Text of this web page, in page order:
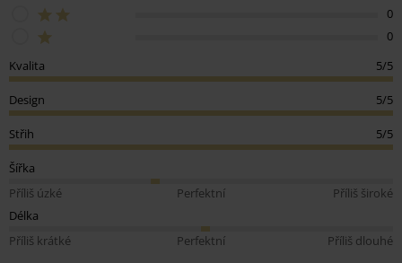
0
0
Kvalita
5/5
Design 5/5
Střih 5/5
Šířka
Příliš úzké
Perfektní
Příliš široké
Délka
Příliš krátké
Perfektní Příliš dlouhé